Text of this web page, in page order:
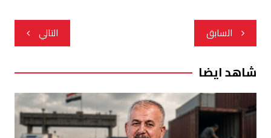
تصفّح
المقالات
السابق التالي
شاهد ايضا